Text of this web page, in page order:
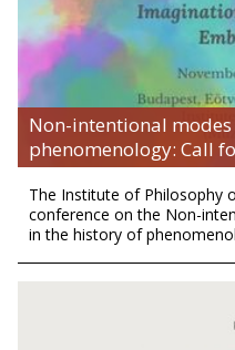
Non-intentional modes
phenomenology: Call
The Institute of Philosophy
conference on the Non-
in the history of